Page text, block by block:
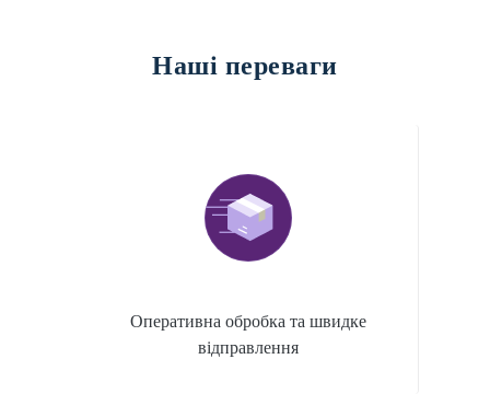
Наші переваги
Оперативна обробка та швидке
відправлення